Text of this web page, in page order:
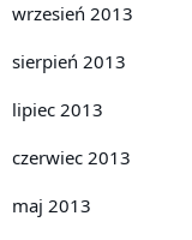
wrzesień 2013
sierpień 2013
lipiec 2013
czerwiec 2013
maj 2013